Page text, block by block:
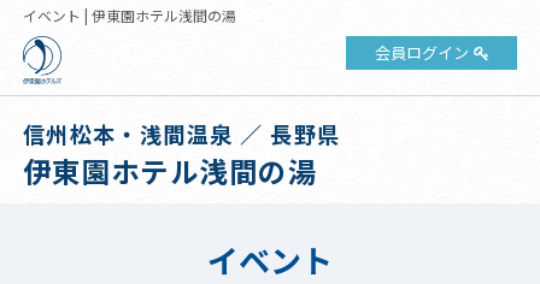
イベント | 伊東園ホテル浅間の湯
会員ログイン
信州松本・浅間温泉 ／ 長野県
伊東園ホテル浅間の湯
イベント